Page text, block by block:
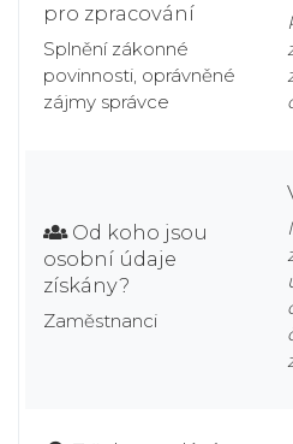
pro zpracování
Splnění zákonné
povinnosti, oprávněné
zájmy správce
Od koho jsou
osobní údaje
získány?
Zaměstnanci